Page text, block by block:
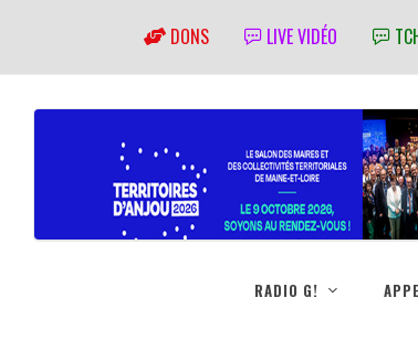
DONS LIVE VIDÉO
RADIO G!